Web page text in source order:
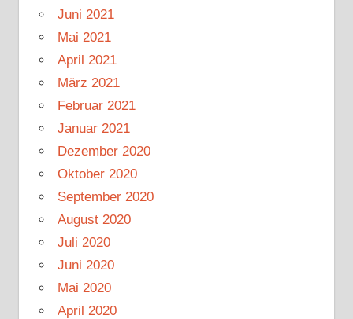
Juni 2021
Mai 2021
April 2021
März 2021
Februar 2021
Januar 2021
Dezember 2020
Oktober 2020
September 2020
August 2020
Juli 2020
Juni 2020
Mai 2020
April 2020